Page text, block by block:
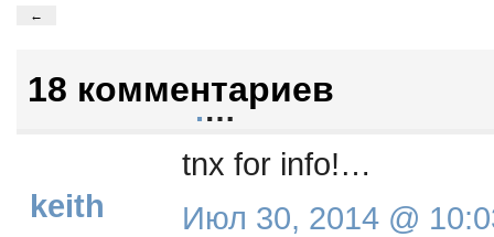
←
18 комментариев
keith
.…
tnx for info!…
Июл 30, 2014 @